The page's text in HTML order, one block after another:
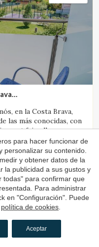
en la Costa Brava,
las más conocidas, con
y pet friendly.
Reservar
4.2
para hacer funcionar de
personalizar su contenido.
y obtener datos de la
la publicidad a sus gustos y
todas" para confirmar que
Para administrar
en "Configuración". Puede
política de cookies
Aceptar